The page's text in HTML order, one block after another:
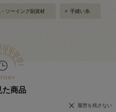
・ソーイング副資材 > 手縫い糸
た商品
履歴を残さない